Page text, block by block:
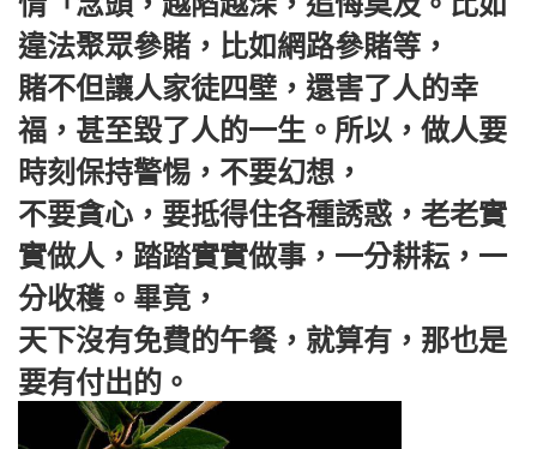
違法聚眾參賭，比如網路參賭等，
賭不但讓人家徒四壁，還害了人的幸
福，甚至毀了人的一生。所以，做人要
時刻保持警惕，不要幻想，
不要貪心，要抵得住各種誘惑，老老實
實做人，踏踏實實做事，一分耕耘，一
分收穫。畢竟，
天下沒有免費的午餐，就算有，那也是
要有付出的。